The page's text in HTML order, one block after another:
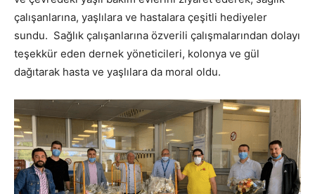
çalışanlarına, yaşlılara ve hastalara çeşitli hediyeler
sundu. Sağlık çalışanlarına özverili çalışmalarından dolayı
teşekkür eden dernek yöneticileri, kolonya ve gül
dağıtarak hasta ve yaşlılara da moral oldu.